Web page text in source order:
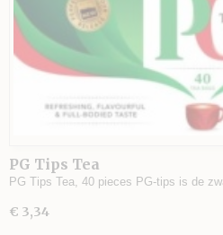
PG Tips Tea
PG Tips Tea, 40 pieces PG-tips is de
€ 3,34